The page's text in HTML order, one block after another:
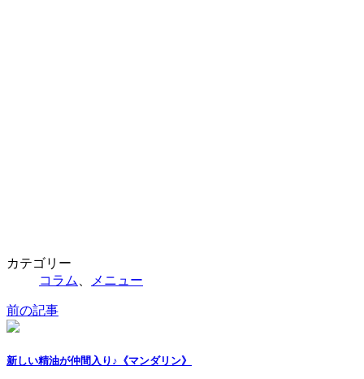
カテゴリー
コラム
メニュー
前の記事
新しい精油が仲間入り♪《マンダリン》